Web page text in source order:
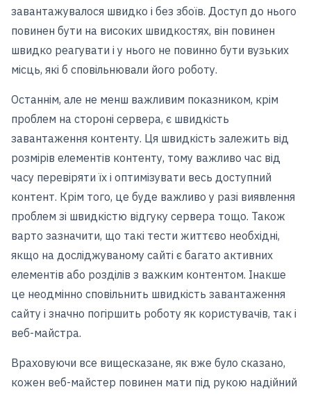
завантажувалося швидко і без збоїв. Доступ до нього
повинен бути на високих швидкостях, він повинен
швидко реагувати і у нього не повинно бути вузьких
місць, які б сповільнювали його роботу.
Останнім, але не менш важливим показником, крім
проблем на стороні сервера, є швидкість
завантаження контенту. Ця швидкість залежить від
розмірів елементів контенту, тому важливо час від
часу перевіряти їх і оптимізувати весь доступний
контент. Крім того, це буде важливо у разі виявлення
проблем зі швидкістю відгуку сервера тощо. Також
варто зазначити, що такі тести життєво необхідні,
якщо на досліджуваному сайті є багато активних
елементів або розділів з важким контентом. Інакше
це неодмінно сповільнить швидкість завантаження
сайту і значно погіршить роботу як користувачів, так і
веб-майстра.
Враховуючи все вищесказане, як вже було сказано,
кожен веб-майстер повинен мати під рукою надійний